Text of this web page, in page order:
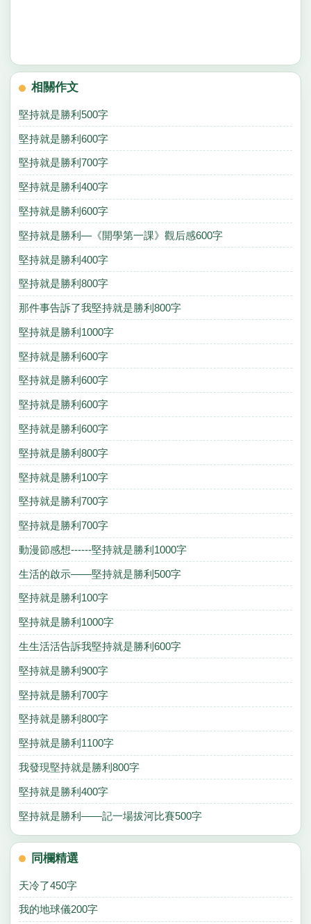
相關作文
堅持就是勝利500字
堅持就是勝利600字
堅持就是勝利700字
堅持就是勝利400字
堅持就是勝利600字
堅持就是勝利—《開學第一課》觀后感600字
堅持就是勝利400字
堅持就是勝利800字
那件事告訴了我堅持就是勝利800字
堅持就是勝利1000字
堅持就是勝利600字
堅持就是勝利600字
堅持就是勝利600字
堅持就是勝利600字
堅持就是勝利800字
堅持就是勝利100字
堅持就是勝利700字
堅持就是勝利700字
動漫節感想------堅持就是勝利1000字
生活的啟示——堅持就是勝利500字
堅持就是勝利100字
堅持就是勝利1000字
生生活活告訴我堅持就是勝利600字
堅持就是勝利900字
堅持就是勝利700字
堅持就是勝利800字
堅持就是勝利1100字
我發現堅持就是勝利800字
堅持就是勝利400字
堅持就是勝利——記一場拔河比賽500字
同欄精選
天冷了450字
我的地球儀200字